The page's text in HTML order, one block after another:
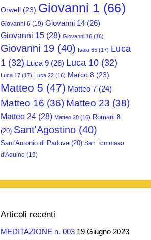
Orwell (23) Giovanni 1 (66)
Giovanni 6 (19) Giovanni 14 (26)
Giovanni 15 (28) Giovanni 16 (16)
Giovanni 19 (40) Isaia 65 (17) Luca
1 (32) Luca 9 (26) Luca 10 (32)
Luca 17 (17) Luca 22 (16) Marco 8 (23)
Matteo 5 (47) Matteo 7 (24)
Matteo 16 (36) Matteo 23 (38)
Matteo 24 (28) Matteo 28 (16) Romani 8
(20) Sant'Agostino (40)
Sant'Antonio di Padova (20) San Tommaso
d'Aquino (19)
Articoli recenti
MEDITAZIONE n. 003 19 Giugno 2023